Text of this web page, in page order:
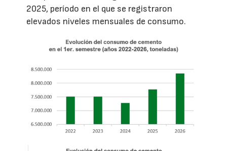
2025, período en el que se registraron
elevados niveles mensuales de consumo.